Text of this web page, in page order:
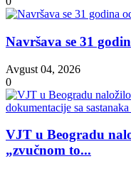
Navršava se 31
Avgust 04, 2026
0
VJT u Beogradu
„zvučnom to...